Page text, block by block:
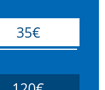
35€